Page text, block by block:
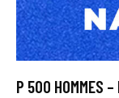
P 500 HOMMES